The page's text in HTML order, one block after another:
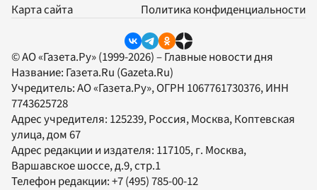
Карта сайта
Политика конфиденциальности
© АО «Газета.Ру» (1999-2026) – Главные новости дня
Название: Газета.Ru (Gazeta.Ru)
Учредитель:АО «Газета.Ру», ОГРН 1067761730376, ИНН
7743625728
Адрес учредителя: 125239, Россия, Москва, Коптевская
улица, дом 67
Адрес редакции и издателя: 117105, г. Москва,
Варшавское шоссе, д.9, стр.1
Телефон редакции:+7 (495) 785-00-12